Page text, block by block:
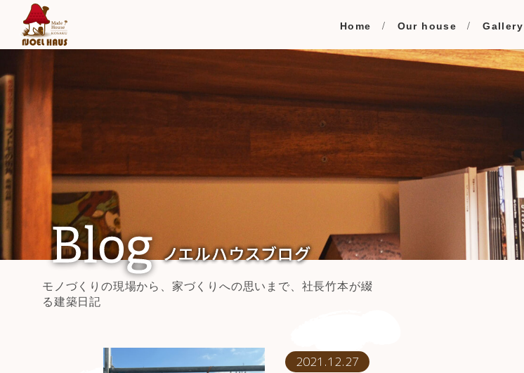
モノづくりの現場から、家づくりへの思いまで、社長竹本が綴
る建築日記
2021.12.27
Home Our house Gallery